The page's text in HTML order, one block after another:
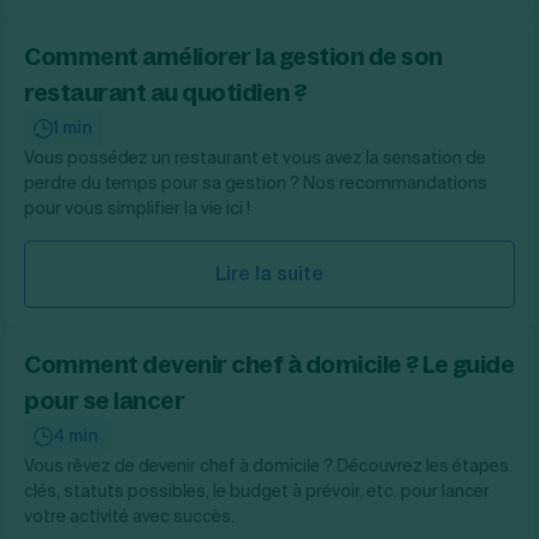
Comment améliorer la gestion de son
restaurant au quotidien ?
1 min
Vous possédez un restaurant et vous avez la sensation de
perdre du temps pour sa gestion ? Nos recommandations
pour vous simplifier la vie ici !
Lire la suite
Comment devenir chef à domicile ? Le guide
pour se lancer
4 min
Vous rêvez de devenir chef à domicile ? Découvrez les étapes
clés, statuts possibles, le budget à prévoir, etc. pour lancer
votre activité avec succès.